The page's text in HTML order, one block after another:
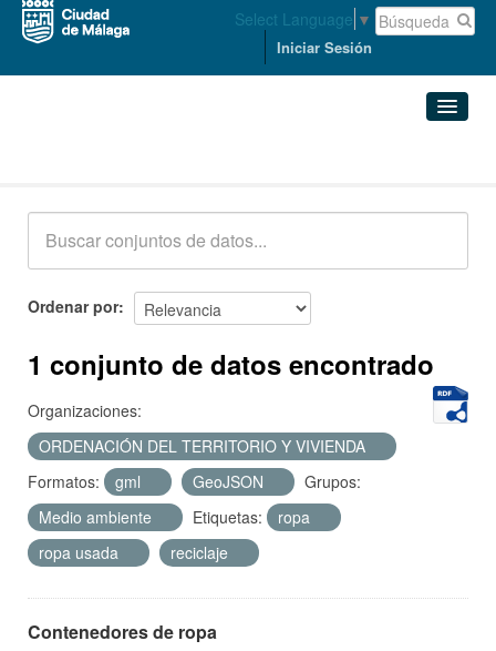
Select Language ▼
Iniciar Sesión
Acerca de
Ordenar por
1 conjunto de datos encontrado
Organizaciones:
ORDENACIÓN DEL TERRITORIO Y VIVIENDA
Formatos:
gml GeoJSON
Grupos:
Medio ambiente
Etiquetas:
ropa
ropa usada
reciclaje
Contenedores de ropa